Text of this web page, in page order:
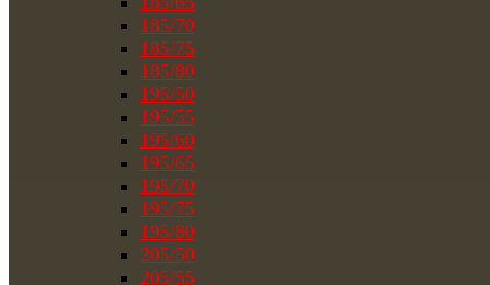
185/70
185/75
185/80
195/50
195/55
195/60
195/65
195/70
195/75
195/80
205/50
205/55